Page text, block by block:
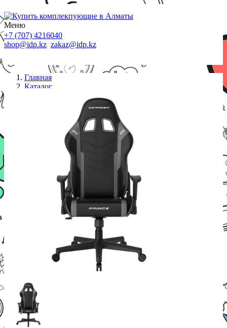
Меню
+7 (707) 4216040
shop@idp.kz zakaz@idp.kz
Главная
Каталог
Игровое компьютерное кресло DX Racer
GC/LPF132LTC/NG